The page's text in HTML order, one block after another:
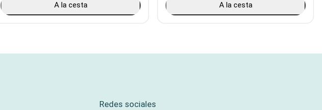
A la cesta A la cesta
Redes sociales